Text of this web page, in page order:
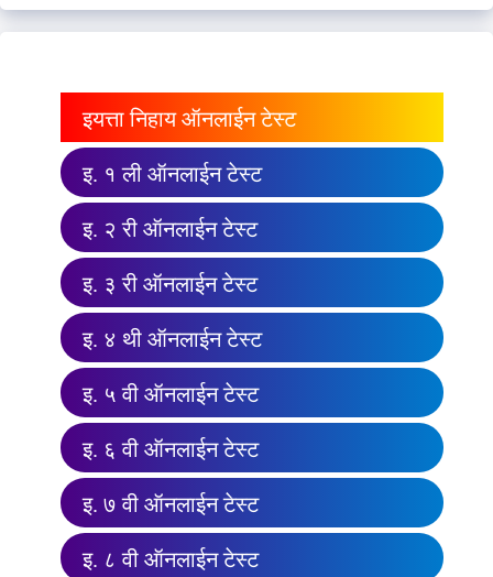
इयत्ता निहाय ऑनलाईन टेस्ट
इ. १ ली ऑनलाईन टेस्ट
इ. २ री ऑनलाईन टेस्ट
इ. ३ री ऑनलाईन टेस्ट
इ. ४ थी ऑनलाईन टेस्ट
इ. ५ वी ऑनलाईन टेस्ट
इ. ६ वी ऑनलाईन टेस्ट
इ. ७ वी ऑनलाईन टेस्ट
इ. ८ वी ऑनलाईन टेस्ट